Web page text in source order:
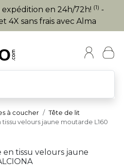
expédition en 24h/72h! (1) -
4X sans frais avec Alma
à coucher
Tête de lit
velours jaune moutarde L160
tissu velours jaune